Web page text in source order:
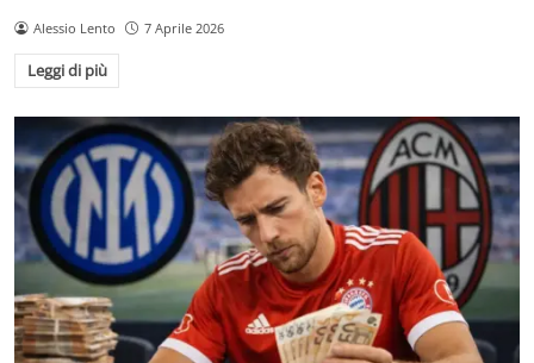
Alessio Lento 7 Aprile 2026
Leggi di più